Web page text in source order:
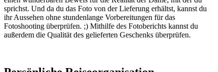
sprichst. Und da du das Foto von der Lieferung erhältst, kannst du
ihr Aussehen ohne stundenlange Vorbereitungen für das
Fotoshooting überprüfen. ;) Mithilfe des Fotoberichts kannst du
außerdem die Qualität des gelieferten Geschenks überprüfen.